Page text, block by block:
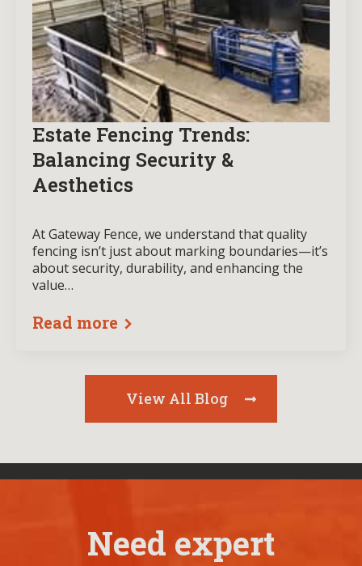
Estate Fencing Trends:
Balancing Security &
Aesthetics
At Gateway Fence, we understand that quality
fencing isn’t just about marking boundaries—it’s
about security, durability, and enhancing the
value…
Read more
View All Blog
Need expert